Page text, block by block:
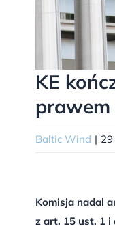
KE
prawem
Baltic Wind |
Komisja nadal
z art. 15 ust. 1 i